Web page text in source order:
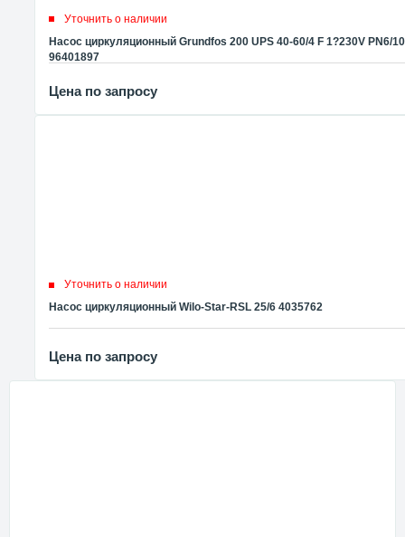
Уточнить о наличии
Насос циркуляционный Grundfos 200 UPS 40-60/4 F 1?230V PN6/10
96401897
Цена по запросу
Уточнить о наличии
Насос циркуляционный Wilo-Star-RSL 25/6 4035762
Цена по запросу